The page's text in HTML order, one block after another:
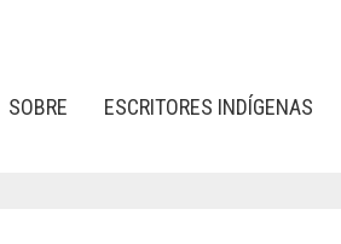
SOBRE ESCRITORES INDÍGENAS